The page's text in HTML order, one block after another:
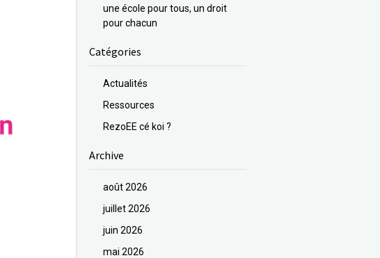
une école pour tous, un droit
pour chacun
Catégories
Actualités
Ressources
RezoEE cé koi ?
Archive
août 2026
juillet 2026
juin 2026
mai 2026